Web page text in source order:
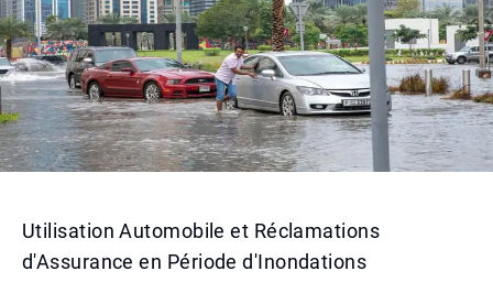
Utilisation Automobile et Réclamations
d'Assurance en Période d'Inondations